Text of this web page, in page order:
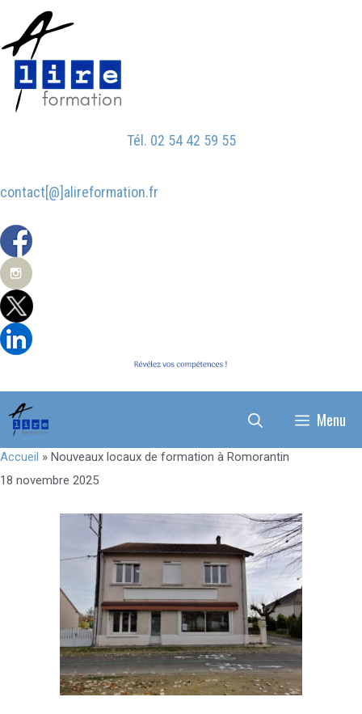
contenu
Tél. 02 54 42 59 55
contact[@]alireformation.fr
Menu
Accueil » Nouveaux locaux de formation à Romorantin
18 novembre 2025